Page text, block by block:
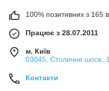
100% позитивних з 165
Працює з 28.07.2011
м. Київ
03045, Столичне шосе,
Контакти